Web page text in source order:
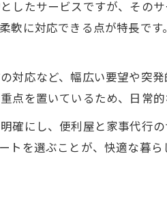
ミで評判の便利屋が選ばれる
屋の料金相場と依頼時の注意
代行のメリットと便利屋サー
スタッフ在籍の家事代行で安
ミから見る家事代行の選び方
代行でどこまで頼めるかサー
けも便利屋なら幅広く対応可
したサービスですが、その
軟に対応できる点が特長で
対応など、幅広い要望や突
を置いているため、日常
確にし、便利屋と家事代行
を選ぶことが、快適な暮ら